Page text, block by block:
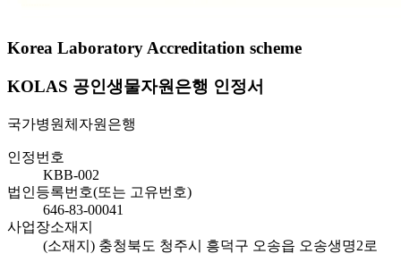
Korea Laboratory Accreditation scheme
KOLAS 공인생물자원은행 인정서
국가병원체자원은행
인정번호
KBB-002
법인등록번호(또는 고유번호)
646-83-00041
사업장소재지
(소재지) 충청북도 청주시 흥덕구 오송읍 오송생명2로